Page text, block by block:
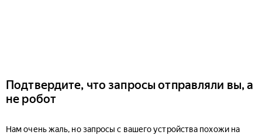
Подтвердите, что запросы отправляли вы, а
не робот
Нам очень жаль, но запросы с вашего устройства похожи на